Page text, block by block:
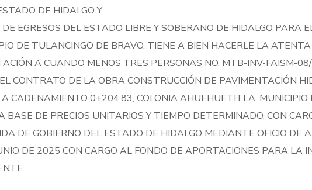
DE HIDALGO Y
EGRESOS DEL ESTADO LIBRE Y SOBERANO DE HIDALGO PARA
DE TULANCINGO DE BRAVO, TIENE A BIEN HACERLE LA
A CUANDO MENOS TRES PERSONAS NO. MTB-INV-FAISM-
CONTRATO DE LA OBRA CONSTRUCCIÓN DE PAVIMENTACIÓN
CADENAMIENTO 0+204.83, COLONIA AHUEHUETITLA, MUNICIPIO
DE PRECIOS UNITARIOS Y TIEMPO DETERMINADO, CON
DE GOBIERNO DEL ESTADO DE HIDALGO MEDIANTE OFICIO DE
DE 2025 CON CARGO AL FONDO DE APORTACIONES PARA LA